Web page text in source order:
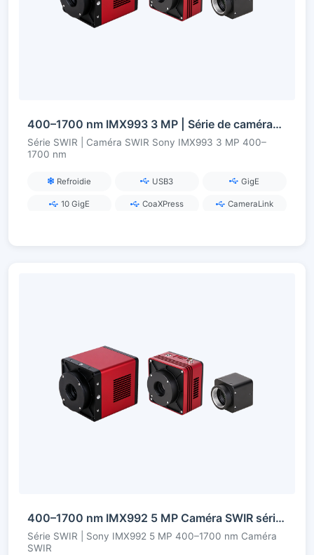
400–1700 nm IMX993 3 MP | Série de caméras SWIR InGaAs
Série SWIR | Caméra SWIR Sony IMX993 3 MP 400–
1700 nm
Refroidie USB3 GigE
10 GigE CoaXPress CameraLink
400–1700 nm IMX992 5 MP Caméra SWIR série InGaAs
Série SWIR | Sony IMX992 5 MP 400–1700 nm Caméra
SWIR